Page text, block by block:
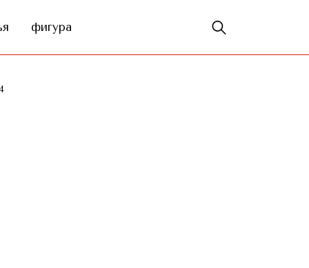
фигура